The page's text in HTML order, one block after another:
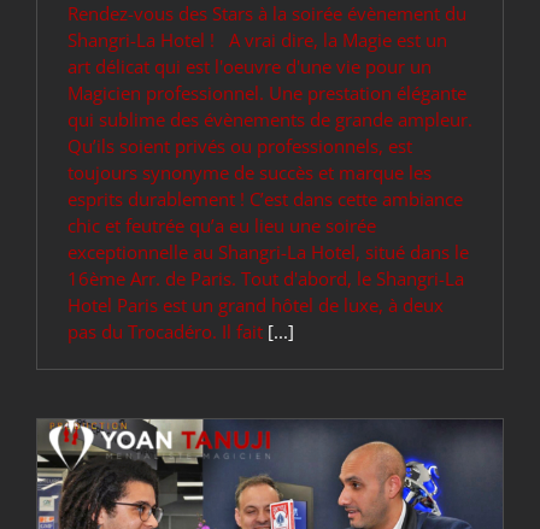
Rendez-vous des Stars à la soirée évènement du
Shangri-La Hotel ! A vrai dire, la Magie est un
art délicat qui est l'oeuvre d'une vie pour un
Magicien professionnel. Une prestation élégante
qui sublime des évènements de grande ampleur.
Qu’ils soient privés ou professionnels, est
toujours synonyme de succès et marque les
esprits durablement ! C’est dans cette ambiance
chic et feutrée qu’a eu lieu une soirée
exceptionnelle au Shangri-La Hotel, situé dans le
16ème Arr. de Paris. Tout d'abord, le Shangri-La
Hotel Paris est un grand hôtel de luxe, à deux
pas du Trocadéro. Il fait [...]